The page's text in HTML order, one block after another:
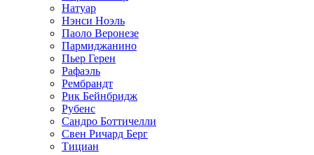
Натуар
Нэнси Ноэль
Паоло Веронезе
Пармиджанино
Пьер Герен
Рафаэль
Рембрандт
Рик Бейнбридж
Рубенс
Сандро Боттичелли
Свен Ричард Берг
Тициан